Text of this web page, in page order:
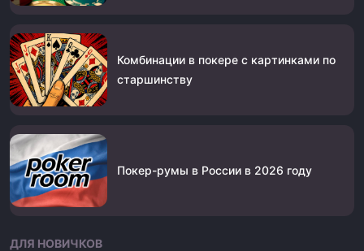
Комбинации в покере с картинками по
старшинству
Покер-румы в России в 2026 году
ДЛЯ НОВИЧКОВ